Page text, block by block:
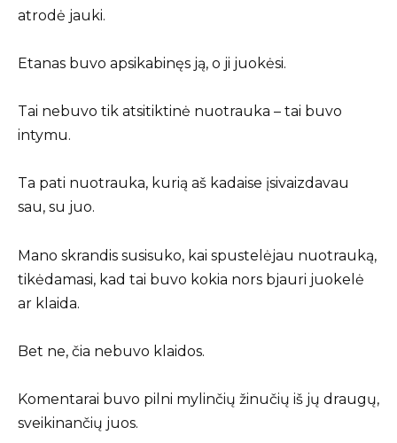
atrodė jauki.
Etanas buvo apsikabinęs ją, o ji juokėsi.
Tai nebuvo tik atsitiktinė nuotrauka – tai buvo
intymu.
Ta pati nuotrauka, kurią aš kadaise įsivaizdavau
sau, su juo.
Mano skrandis susisuko, kai spustelėjau nuotrauką,
tikėdamasi, kad tai buvo kokia nors bjauri juokelė
ar klaida.
Bet ne, čia nebuvo klaidos.
Komentarai buvo pilni mylinčių žinučių iš jų draugų,
sveikinančių juos.